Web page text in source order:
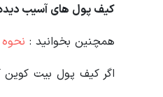
کیف پول های آسیب
همچنین بخوانید :
اگر کیف پول بیت کوین